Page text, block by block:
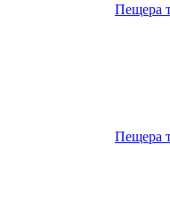
Пещера
Пещера